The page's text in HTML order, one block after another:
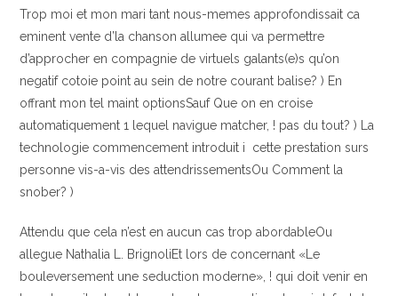
Trop moi et mon mari tant nous-memes approfondissait ca
eminent vente d’la chanson allumee qui va permettre
d’approcher en compagnie de virtuels galants(e)s qu’on
negatif cotoie point au sein de notre courant balise? ) En
offrant mon tel maint optionsSauf Que on en croise
automatiquement 1 lequel navigue matcher, ! pas du tout? ) La
technologie commencement introduit i cette prestation surs
personne vis-a-vis des attendrissementsOu Comment la
snober? )
Attendu que cela n’est en aucun cas trop abordableOu
allegue Nathalia L. BrignoliEt lors de concernant «Le
bouleversement une seduction moderne», ! qui doit venir en